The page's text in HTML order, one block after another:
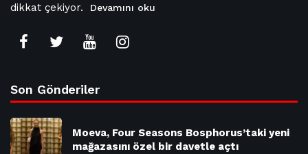
dikkat çekiyor.
Devamını oku
Son Gönderiler
Moeva, Four Seasons Bosphorus’taki yeni
mağazasını özel bir davetle açtı